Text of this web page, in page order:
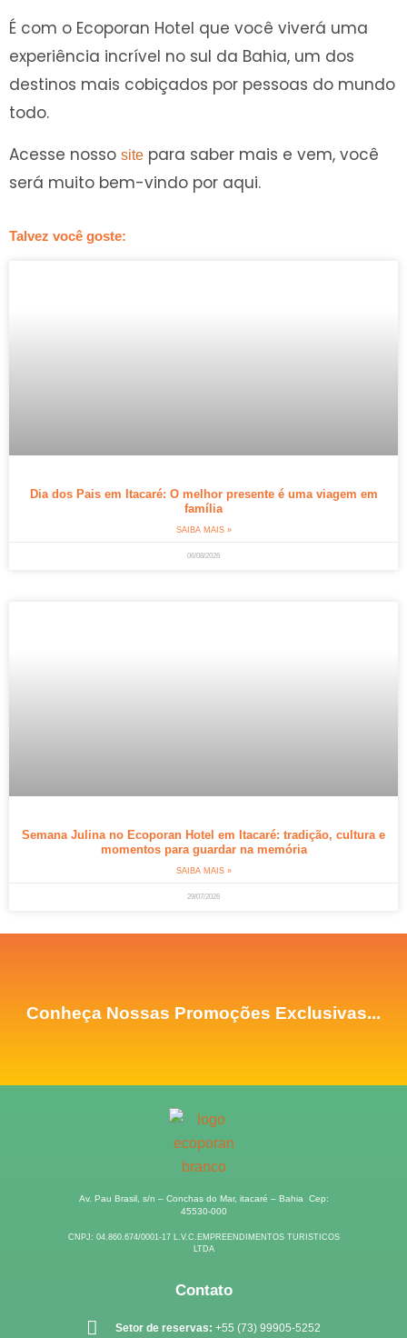
É com o Ecoporan Hotel que você viverá uma
experiência incrível no sul da Bahia, um dos
destinos mais cobiçados por pessoas do mundo
todo.
Acesse nosso site para saber mais e vem, você
será muito bem-vindo por aqui.
Talvez você goste:
Dia dos Pais em Itacaré: O melhor presente é uma viagem em
família
SAIBA MAIS »
06/08/2026
Semana Julina no Ecoporan Hotel em Itacaré: tradição, cultura e
momentos para guardar na memória
SAIBA MAIS »
29/07/2026
Conheça Nossas Promoções Exclusivas...
Av. Pau Brasil, s/n – Conchas do Mar, itacaré – Bahia Cep:
45530-000
CNPJ: 04.860.674/0001-17 L.V.C.EMPREENDIMENTOS TURISTICOS
LTDA
Contato
Setor de reservas: +55 (73) 99905-5252